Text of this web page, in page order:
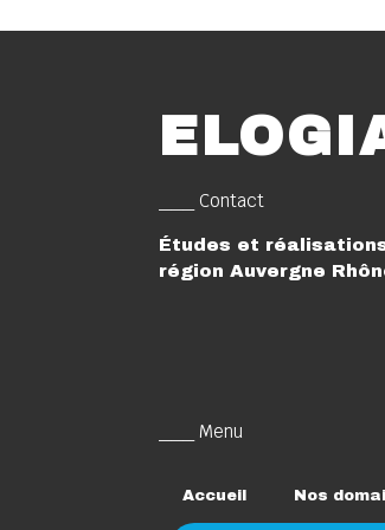
___ Contact
Études et
région Auvergne
___ Menu
Accueil Nos